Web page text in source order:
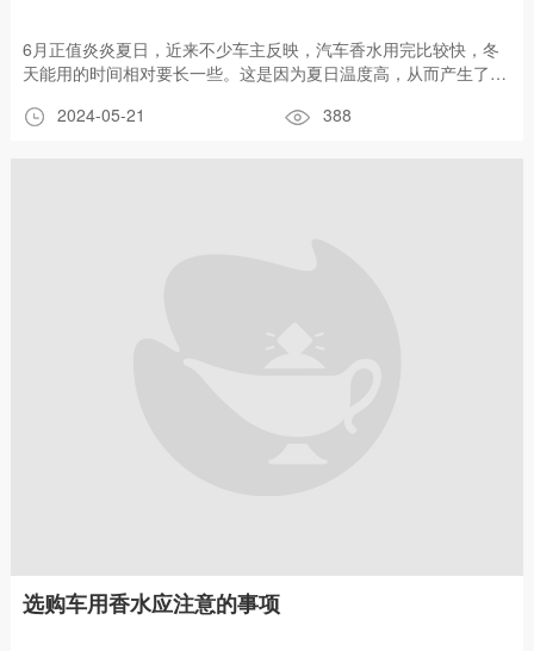
6月正值炎炎夏日，近来不少车主反映，汽车香水用完比较快，冬
天能用的时间相对要长一些。这是因为夏日温度高，从而产生了使
2024-05-21 388
选购车用香水应注意的事项